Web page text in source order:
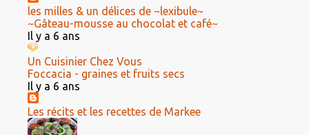
les milles & un délices de ~lexibule~
~Gâteau-mousse au chocolat et café~
Il y a 6 ans
Un Cuisinier Chez Vous
Foccacia - graines et fruits secs
Il y a 6 ans
Les récits et les recettes de Markee